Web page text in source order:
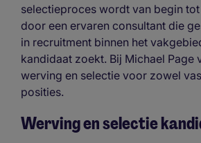
selectieproces wordt van begin
door een ervaren consultant die
in recruitment binnen het
kandidaat zoekt. Bij Michael Page
werving en selectie voor zowel
posities.
Werving en selectie